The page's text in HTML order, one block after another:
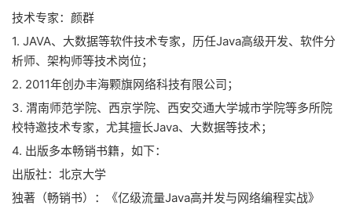
技术专家：颜群
1. JAVA、大数据等软件技术专家，历任Java高级开发、软件分
析师、架构师等技术岗位；
2. 2011年创办丰海颗旗网络科技有限公司；
3. 渭南师范学院、西京学院、西安交通大学城市学院等多所院
校特邀技术专家，尤其擅长Java、大数据等技术；
4. 出版多本畅销书籍，如下：
出版社：北京大学
独著（畅销书）：《亿级流量Java高并发与网络编程实战》